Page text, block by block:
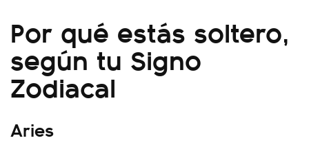
Por qué estás soltero,
según tu Signo
Zodiacal
Aries